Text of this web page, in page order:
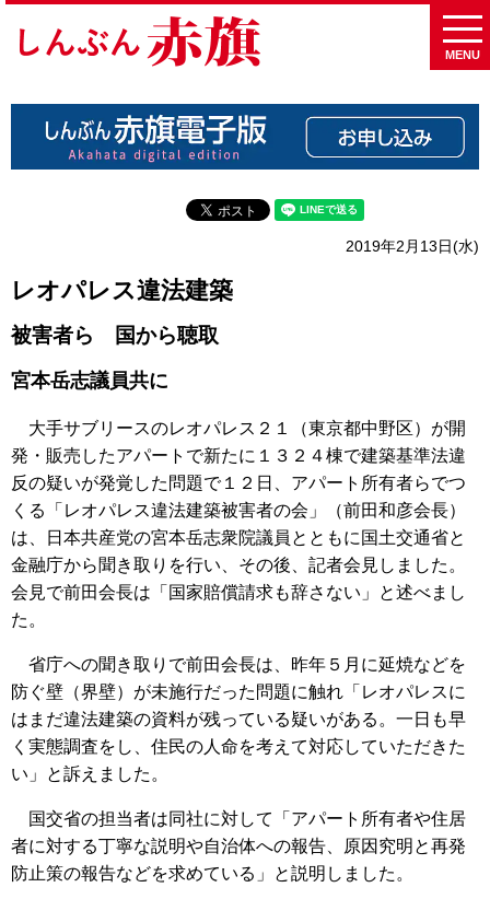
MENU
2019年2月13日(水)
レオパレス違法建築
被害者ら 国から聴取
宮本岳志議員共に
大手サブリースのレオパレス２１（東京都中野区）が開
発・販売したアパートで新たに１３２４棟で建築基準法違
反の疑いが発覚した問題で１２日、アパート所有者らでつ
くる「レオパレス違法建築被害者の会」（前田和彦会長）
は、日本共産党の宮本岳志衆院議員とともに国土交通省と
金融庁から聞き取りを行い、その後、記者会見しました。
会見で前田会長は「国家賠償請求も辞さない」と述べまし
た。
省庁への聞き取りで前田会長は、昨年５月に延焼などを
防ぐ壁（界壁）が未施行だった問題に触れ「レオパレスに
はまだ違法建築の資料が残っている疑いがある。一日も早
く実態調査をし、住民の人命を考えて対応していただきた
い」と訴えました。
国交省の担当者は同社に対して「アパート所有者や住居
者に対する丁寧な説明や自治体への報告、原因究明と再発
防止策の報告などを求めている」と説明しました。